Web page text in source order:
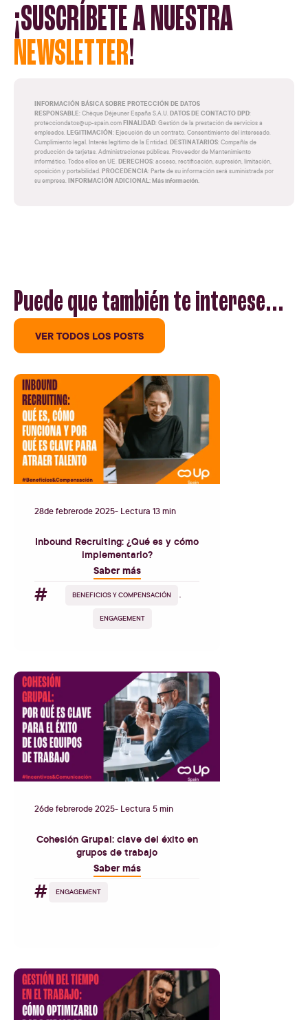
¡SUSCRÍBETE A NUESTRA
NEWSLETTER!
INFORMACIÓN BÁSICA SOBRE PROTECCIÓN DE DATOS
RESPONSABLE: Chèque Déjeuner España S.A.U. DATOS DE CONTACTO DPD:
protecciondatos@up-spain.comFINALIDAD: Gestión de la prestación de servicios a
empleados. LEGITIMACIÓN: Ejecución de un contrato. Consentimiento del interesado.
Cumplimiento legal. Interés legítimo de la Entidad. DESTINATARIOS: Compañía de
producción de tarjetas. Administraciones públicas. Proveedor de Mantenimiento
informático. Todos ellos en UE. DERECHOS: acceso, rectificación, supresión, limitación,
oposición y portabilidad. PROCEDENCIA: Parte de su información será suministrada por
su empresa. INFORMACIÓN ADICIONAL: Más información.
Puede que también te interese...
VER TODOS LOS POSTS
28defebrerode2025- Lectura 13 min
Inbound Recruiting: ¿Qué es y cómo
implementarlo?
Saber más
# BENEFICIOS Y COMPENSACIÓN ,
ENGAGEMENT
26defebrerode2025- Lectura 5 min
Cohesión Grupal: clave del éxito en
grupos de trabajo
Saber más
# ENGAGEMENT